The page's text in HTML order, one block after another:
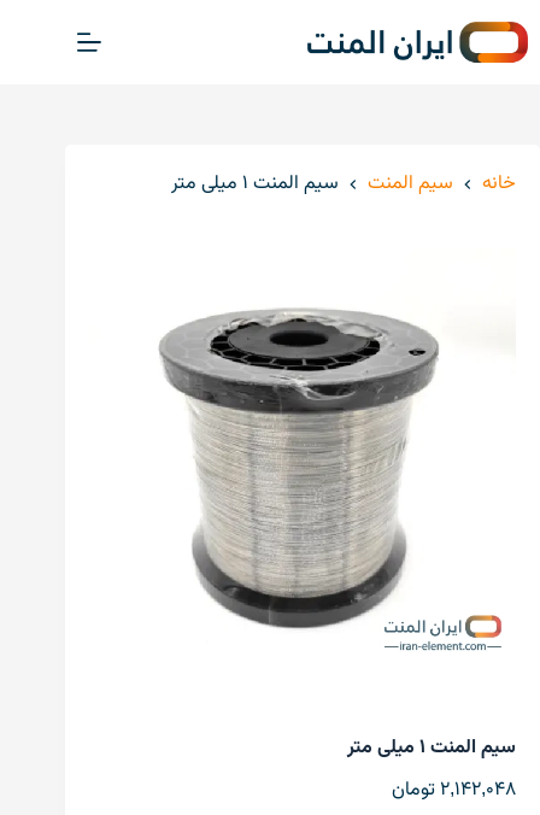
خانه سیم المنت سیم المنت ۱ میلی متر
سیم المنت ۱ میلی متر
2,142,048 تومان